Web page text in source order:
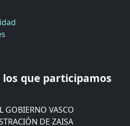
que participamos
MOVILIDAD DEL
DE GIPUZKOA
GOBIERNO VASCO
DE ZAISA